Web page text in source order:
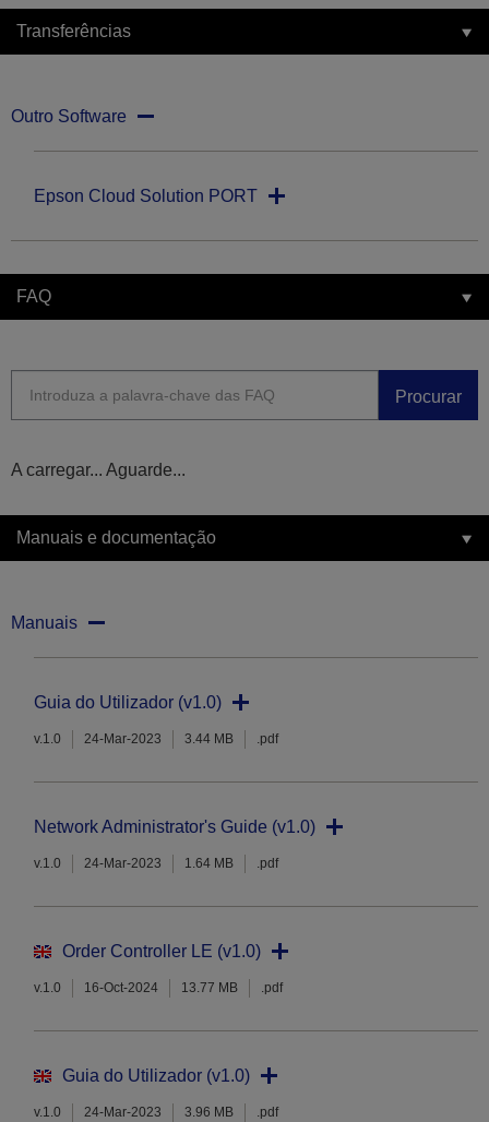
Transferências
Outro Software
Epson Cloud Solution PORT
FAQ
Procurar
A carregar... Aguarde...
Manuais e documentação
Manuais
Guia do Utilizador (v1.0)
v.1.0 24-Mar-2023 3.44 MB .pdf
Network Administrator's Guide (v1.0)
v.1.0 24-Mar-2023 1.64 MB .pdf
Order Controller LE (v1.0)
v.1.0 16-Oct-2024 13.77 MB .pdf
Guia do Utilizador (v1.0)
v.1.0 24-Mar-2023 3.96 MB .pdf